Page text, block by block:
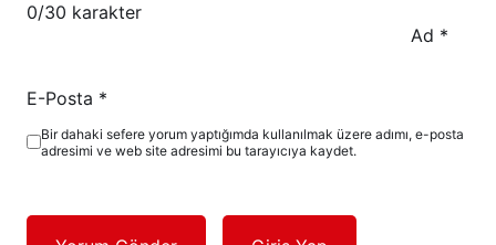
0/30 karakter
Ad *
E-Posta *
Bir dahaki sefere yorum yaptığımda kullanılmak üzere adımı, e-posta
adresimi ve web site adresimi bu tarayıcıya kaydet.